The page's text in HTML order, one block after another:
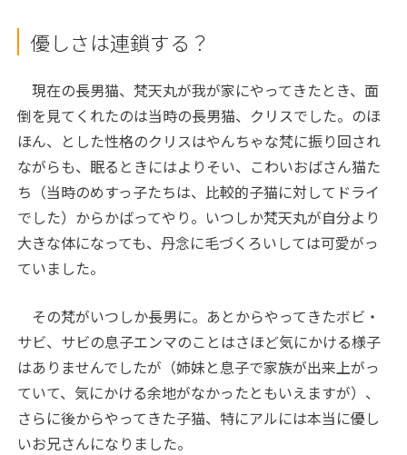
優しさは連鎖する？
現在の長男猫、梵天丸が我が家にやってきたとき、面
倒を見てくれたのは当時の長男猫、クリスでした。のほ
ほん、とした性格のクリスはやんちゃな梵に振り回され
ながらも、眠るときにはよりそい、こわいおばさん猫た
ち（当時のめすっ子たちは、比較的子猫に対してドライ
でした）からかばってやり。いつしか梵天丸が自分より
大きな体になっても、丹念に毛づくろいしては可愛がっ
ていました。
その梵がいつしか長男に。あとからやってきたボビ・
サビ、サビの息子エンマのことはさほど気にかける様子
はありませんでしたが（姉妹と息子で家族が出来上がっ
ていて、気にかける余地がなかったともいえますが）、
さらに後からやってきた子猫、特にアルには本当に優し
いお兄さんになりました。